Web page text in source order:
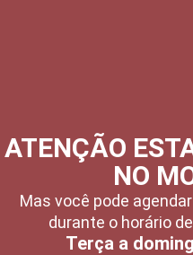
ATENÇÃO
NO
Mas você pode
durante o horário
Terça a